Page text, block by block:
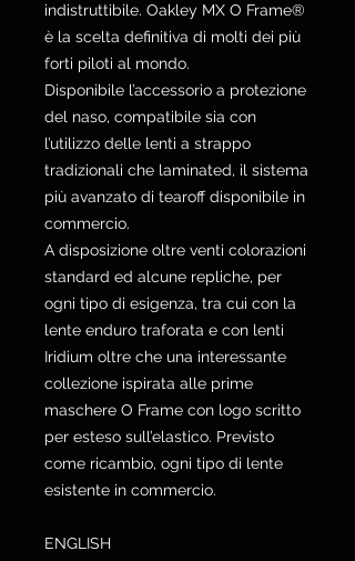
indistruttibile. Oakley MX O Frame®
è la scelta definitiva di molti dei più
forti piloti al mondo.
Disponibile l’accessorio a protezione
del naso, compatibile sia con
l’utilizzo delle lenti a strappo
tradizionali che laminated, il sistema
più avanzato di tearoff disponibile in
commercio.
A disposizione oltre venti colorazioni
standard ed alcune repliche, per
ogni tipo di esigenza, tra cui con la
lente enduro traforata e con lenti
Iridium oltre che una interessante
collezione ispirata alle prime
maschere O Frame con logo scritto
per esteso sull’elastico. Previsto
come ricambio, ogni tipo di lente
esistente in commercio.
ENGLISH